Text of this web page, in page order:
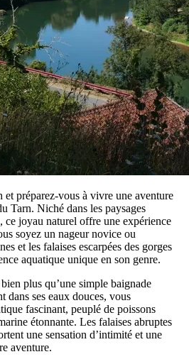
préparez-vous à vivre une aventure
Tarn. Niché dans les paysages
ce joyau naturel offre une expérience
soyez un nageur novice ou
et les falaises escarpées des gorges
aquatique unique en son genre.
plus qu’une simple baignade
dans ses eaux douces, vous
fascinant, peuplé de poissons
étonnante. Les falaises abruptes
une sensation d’intimité et une
aventure.